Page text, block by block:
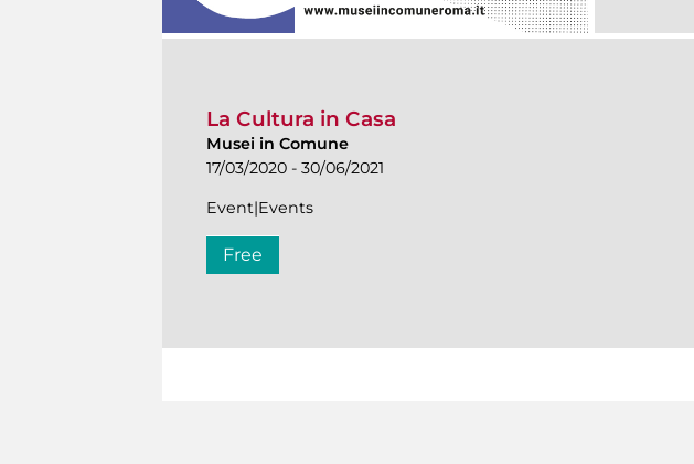
La Cultura in Casa
Musei in Comune
17/03/2020 - 30/06/2021
Event|Events
Free